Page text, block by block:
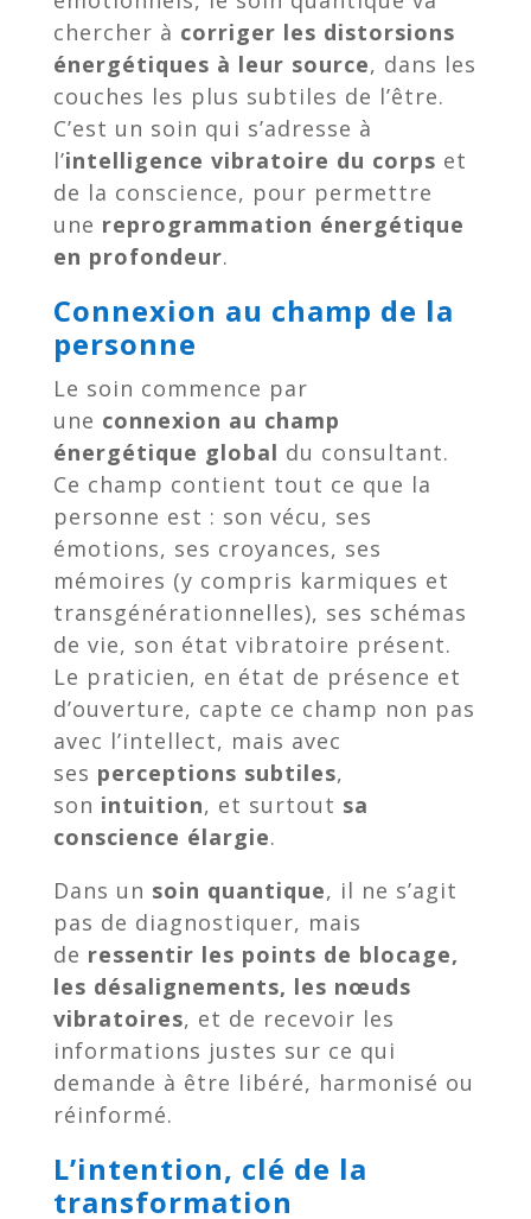
chercher à corriger les distorsions
énergétiques à leur source, dans les
couches les plus subtiles de l’être.
C’est un soin qui s’adresse à
l’intelligence vibratoire du corps et
de la conscience, pour permettre
une reprogrammation énergétique
en profondeur.
Connexion au champ de la
personne
Le soin commence par
une connexion au champ
énergétique global du consultant.
Ce champ contient tout ce que la
personne est : son vécu, ses
émotions, ses croyances, ses
mémoires (y compris karmiques et
transgénérationnelles), ses schémas
de vie, son état vibratoire présent.
Le praticien, en état de présence et
d’ouverture, capte ce champ non pas
avec l’intellect, mais avec
ses perceptions subtiles,
son intuition, et surtout sa
conscience élargie.
Dans un soin quantique, il ne s’agit
pas de diagnostiquer, mais
de ressentir les points de blocage,
les désalignements, les nœuds
vibratoires, et de recevoir les
informations justes sur ce qui
demande à être libéré, harmonisé ou
réinformé.
L’intention, clé de la
transformation